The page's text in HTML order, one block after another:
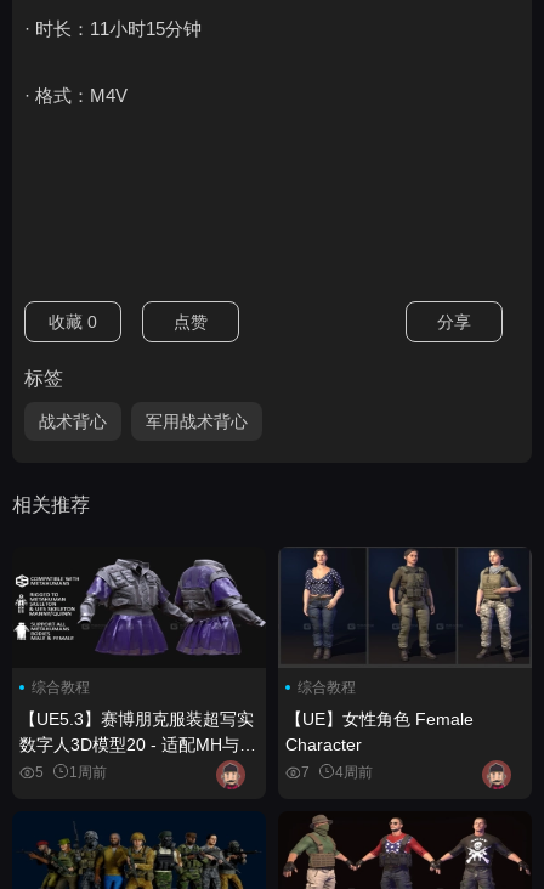
· 时长：11小时15分钟
· 格式：M4V
收藏 0 点赞 分享
标签
战术背心 军用战术背心
相关推荐
综合教程
【UE5.3】赛博朋克服装超写实
数字人3D模型20 - 适配MH与
UE5骨骼 - 已绑定骨骼
Cyberpunk Outfit Metahuman
3D model 20 - MH & UE5
Skeletons - Rigged
5 1周前
综合教程
【UE】女性角色 Female
Character
7 4周前